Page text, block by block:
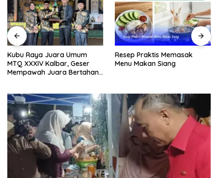
Kubu Raya Juara Umum
MTQ XXXIV Kalbar, Geser
Mempawah Juara Bertahan
Resep Praktis Memasak
Menu Makan Siang